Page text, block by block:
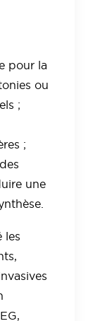
pour la
ou
;
;
une
les